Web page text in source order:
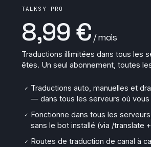
TALKSY PRO
8,99 € / mois
Traductions illimitées dans tous les
êtes. Un seul abonnement, toutes
✓ Traductions auto, manuelles et
— dans tous les serveurs où vous
✓ Fonctionne dans tous les
sans le bot installé (via /translate
✓ Routes de traduction de canal à